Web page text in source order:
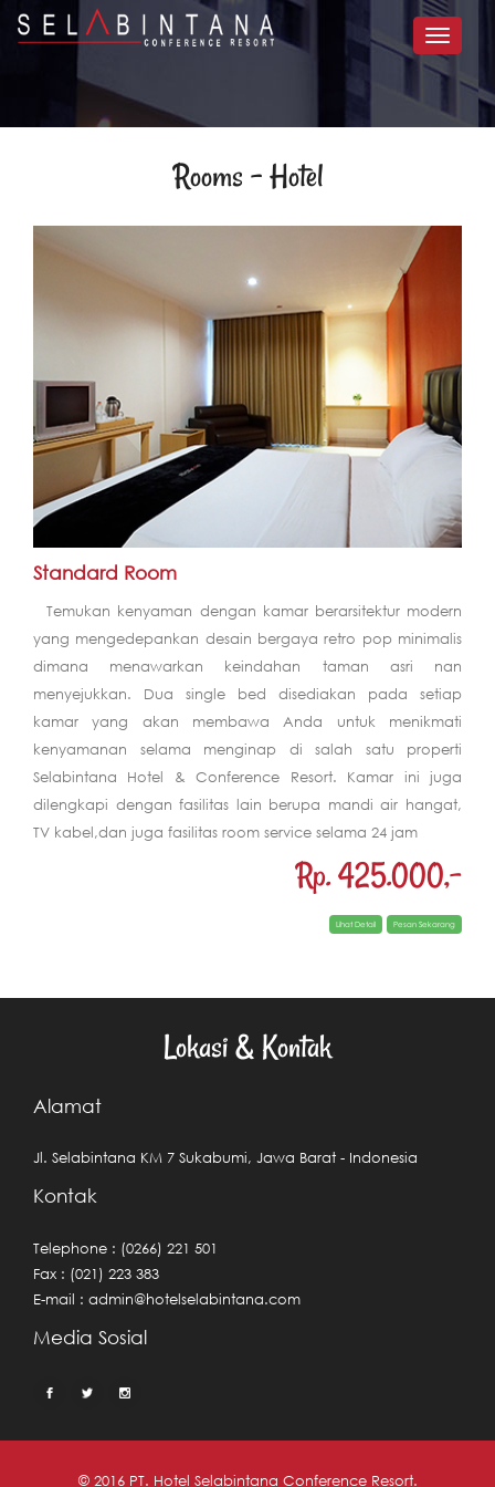
Toggle
Rooms - Hotel
Standard Room
Temukan kenyaman dengan kamar berarsitektur modern
yang mengedepankan desain bergaya retro pop minimalis
dimana menawarkan keindahan taman asri nan
menyejukkan. Dua single bed disediakan pada setiap
kamar yang akan membawa Anda untuk menikmati
kenyamanan selama menginap di salah satu properti
Selabintana Hotel & Conference Resort. Kamar ini juga
dilengkapi dengan fasilitas lain berupa mandi air hangat,
TV kabel,dan juga fasilitas room service selama 24 jam
Rp. 425.000,-
Lihat Detail Pesan Sekarang
Lokasi & Kontak
Alamat
Jl. Selabintana KM 7 Sukabumi, Jawa Barat - Indonesia
Kontak
Telephone : (0266) 221 501
Fax : (021) 223 383
E-mail : admin@hotelselabintana.com
Media Sosial
© 2016 PT. Hotel Selabintana Conference Resort.